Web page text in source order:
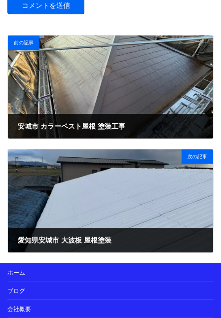
前の記事
安城市 カラーベスト屋根 塗装工事
次の記事
愛知県安城市 大波板 屋根塗装
ホーム
ブログ
会社概要